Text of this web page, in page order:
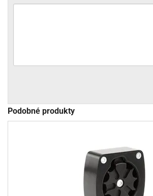
Podobné produkty